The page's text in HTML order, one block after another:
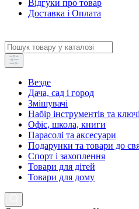
Відгуки про товар
Доставка і Оплата
Везде
Дача, сад і город
Змішувачі
Набір інструментів та
Офіс, школа, книги
Парасолі та аксесуари
Подарунки та товари до
Спорт і захоплення
Товари для дітей
Товари для дому